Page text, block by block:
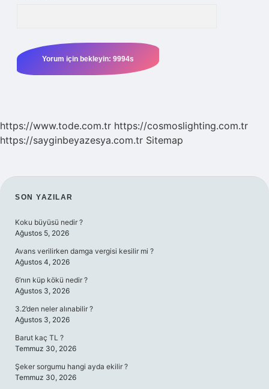
https://www.tode.com.tr https://cosmoslighting.com.tr
https://sayginbeyazesya.com.tr Sitemap
SIDEBAR
SON YAZILAR
Koku büyüsü nedir ?
Ağustos 5, 2026
Avans verilirken damga vergisi kesilir mi ?
Ağustos 4, 2026
6’nın küp kökü nedir ?
Ağustos 3, 2026
3.2’den neler alınabilir ?
Ağustos 3, 2026
Barut kaç TL ?
Temmuz 30, 2026
Şeker sorgumu hangi ayda ekilir ?
Temmuz 30, 2026